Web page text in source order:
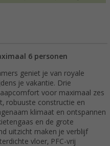
6 personen
geniet je van royale
je vakantie. Drie
voor maximaal zes
robuuste constructie en
klimaat en ontspannen
en de grote
uitzicht maken je verblijf
vloer, PFC-vrij